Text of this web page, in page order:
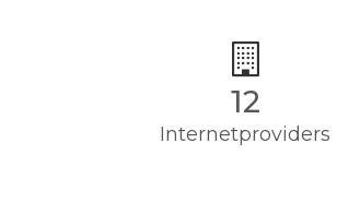
12
Internetproviders